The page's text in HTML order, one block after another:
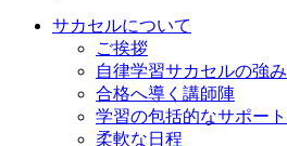
サカセルについて
ご挨拶
自律学習サカセルの強み
合格へ導く講師陣
学習の包括的なサポート
柔軟な日程